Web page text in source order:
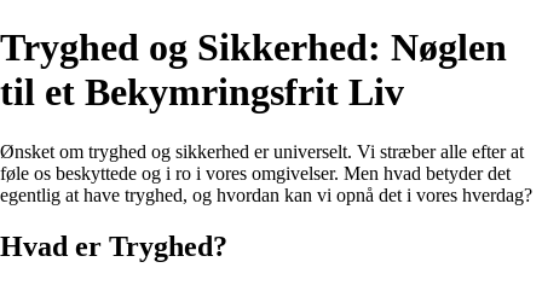
Tryghed og Sikkerhed: Nøglen
til et Bekymringsfrit Liv
Ønsket om tryghed og sikkerhed er universelt. Vi stræber alle efter at
føle os beskyttede og i ro i vores omgivelser. Men hvad betyder det
egentlig at have tryghed, og hvordan kan vi opnå det i vores hverdag?
Hvad er Tryghed?